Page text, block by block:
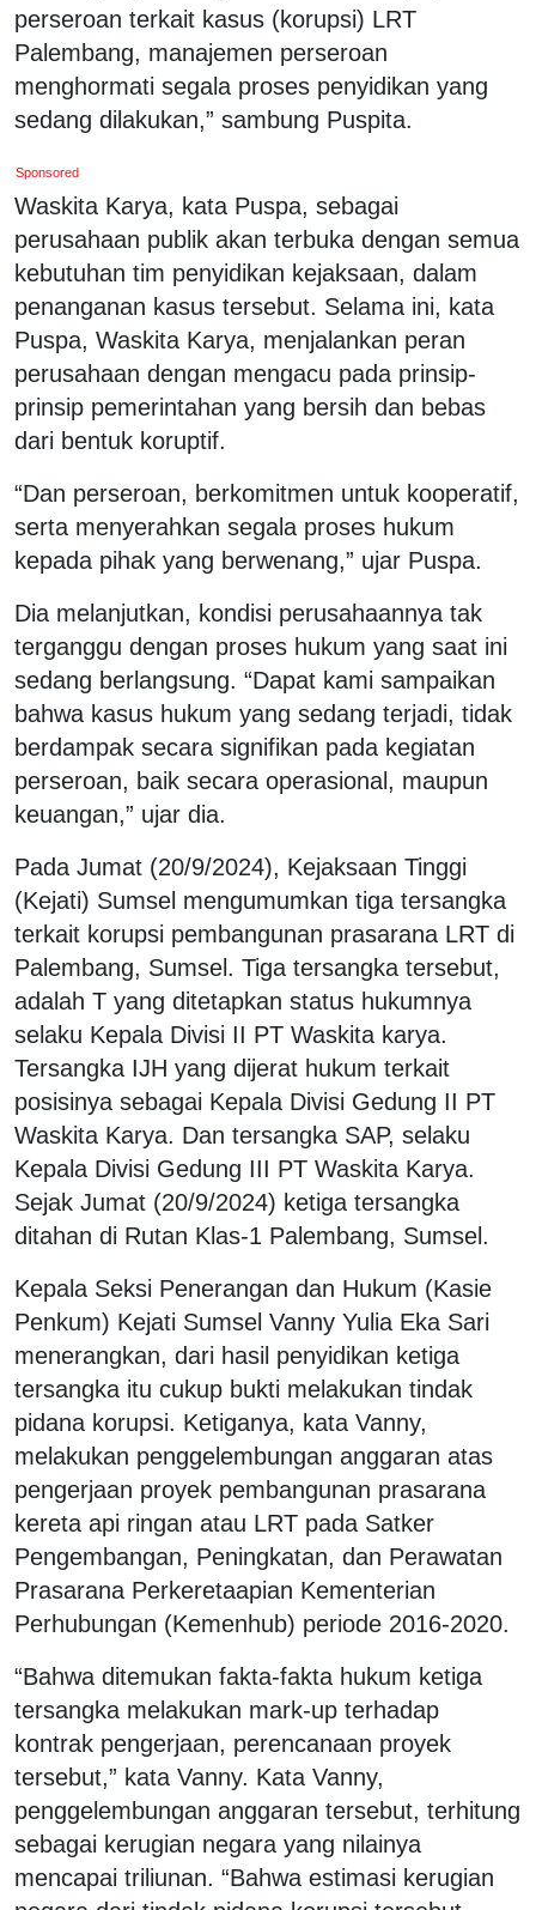
perseroan terkait kasus (korupsi) LRT
Palembang, manajemen perseroan
menghormati segala proses penyidikan yang
sedang dilakukan,” sambung Puspita.
Sponsored
Waskita Karya, kata Puspa, sebagai
perusahaan publik akan terbuka dengan semua
kebutuhan tim penyidikan kejaksaan, dalam
penanganan kasus tersebut. Selama ini, kata
Puspa, Waskita Karya, menjalankan peran
perusahaan dengan mengacu pada prinsip-
prinsip pemerintahan yang bersih dan bebas
dari bentuk koruptif.
“Dan perseroan, berkomitmen untuk kooperatif,
serta menyerahkan segala proses hukum
kepada pihak yang berwenang,” ujar Puspa.
Dia melanjutkan, kondisi perusahaannya tak
terganggu dengan proses hukum yang saat ini
sedang berlangsung. “Dapat kami sampaikan
bahwa kasus hukum yang sedang terjadi, tidak
berdampak secara signifikan pada kegiatan
perseroan, baik secara operasional, maupun
keuangan,” ujar dia.
Pada Jumat (20/9/2024), Kejaksaan Tinggi
(Kejati) Sumsel mengumumkan tiga tersangka
terkait korupsi pembangunan prasarana LRT di
Palembang, Sumsel. Tiga tersangka tersebut,
adalah T yang ditetapkan status hukumnya
selaku Kepala Divisi II PT Waskita karya.
Tersangka IJH yang dijerat hukum terkait
posisinya sebagai Kepala Divisi Gedung II PT
Waskita Karya. Dan tersangka SAP, selaku
Kepala Divisi Gedung III PT Waskita Karya.
Sejak Jumat (20/9/2024) ketiga tersangka
ditahan di Rutan Klas-1 Palembang, Sumsel.
Kepala Seksi Penerangan dan Hukum (Kasie
Penkum) Kejati Sumsel Vanny Yulia Eka Sari
menerangkan, dari hasil penyidikan ketiga
tersangka itu cukup bukti melakukan tindak
pidana korupsi. Ketiganya, kata Vanny,
melakukan penggelembungan anggaran atas
pengerjaan proyek pembangunan prasarana
kereta api ringan atau LRT pada Satker
Pengembangan, Peningkatan, dan Perawatan
Prasarana Perkeretaapian Kementerian
Perhubungan (Kemenhub) periode 2016-2020.
“Bahwa ditemukan fakta-fakta hukum ketiga
tersangka melakukan mark-up terhadap
kontrak pengerjaan, perencanaan proyek
tersebut,” kata Vanny. Kata Vanny,
penggelembungan anggaran tersebut, terhitung
sebagai kerugian negara yang nilainya
mencapai triliunan. “Bahwa estimasi kerugian